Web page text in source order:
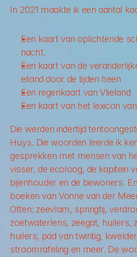
In 2021 maakte ik een aantal
Een kaart van oplichtende
nacht.
Een kaart van de
eiland door de tijden heen
Een regenkaart van Vlieland
Een kaart van het lexicon
Die werden indertijd
Huys. Die woorden leerde ik
gesprekken met mensen van
visser, de ecoloog, de kapitein
bijenhouder en de bewoners.
boeken van Vonne van der
Otten: zeevlam, springtij,
zoetwaterlens, zeegat, huilers,
huilers, pad van twintig,
stroomrafeling en meer. De